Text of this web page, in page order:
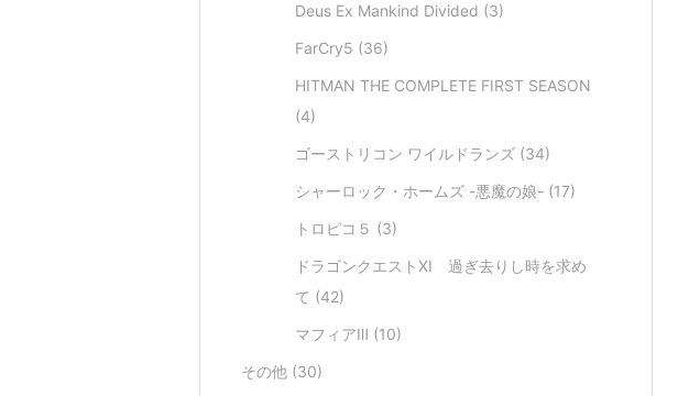
Deus Ex Mankind Divided (3)
FarCry5 (36)
HITMAN THE COMPLETE FIRST SEASON
(4)
ゴーストリコン ワイルドランズ (34)
シャーロック・ホームズ -悪魔の娘- (17)
トロピコ５ (3)
ドラゴンクエストXI 過ぎ去りし時を求め
て (42)
マフィアⅢ (10)
その他 (30)